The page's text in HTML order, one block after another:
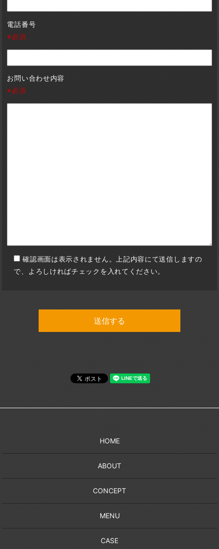
電話番号
※必須
お問い合わせ内容
※必須
確認画面は表示されません。上記内容にて送信しますの
で、よろしければチェックを入れてください。
HOME
ABOUT
CONCEPT
MENU
CASE